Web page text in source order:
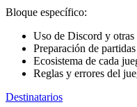
Bloque específico:
Uso de Discord y otras
Preparación de
Ecosistema de cada
Reglas y errores del
Destinatarios